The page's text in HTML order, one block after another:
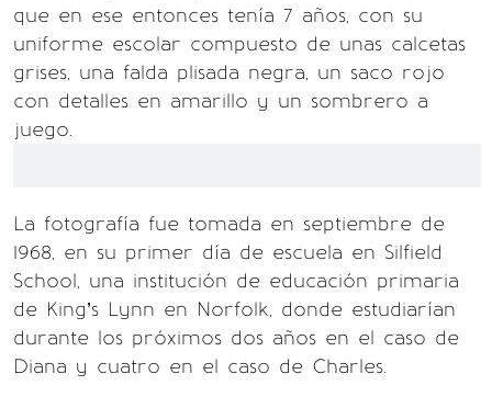
que en ese entonces tenía 7 años, con su
uniforme escolar compuesto de unas calcetas
grises, una falda plisada negra, un saco rojo
con detalles en amarillo y un sombrero a
juego.
La fotografía fue tomada en septiembre de
1968, en su primer día de escuela en Silfield
School, una institución de educación primaria
de King’s Lynn en Norfolk, donde estudiarían
durante los próximos dos años en el caso de
Diana y cuatro en el caso de Charles.